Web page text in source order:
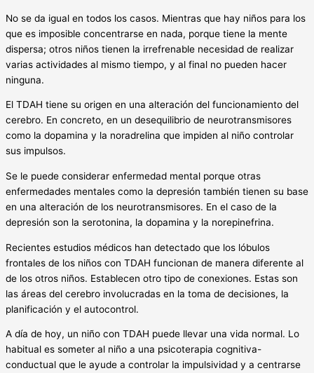
No se da igual en todos los casos. Mientras que hay niños para los
que es imposible concentrarse en nada, porque tiene la mente
dispersa; otros niños tienen la irrefrenable necesidad de realizar
varias actividades al mismo tiempo, y al final no pueden hacer
ninguna.
El TDAH tiene su origen en una alteración del funcionamiento del
cerebro. En concreto, en un desequilibrio de neurotransmisores
como la dopamina y la noradrelina que impiden al niño controlar
sus impulsos.
Se le puede considerar enfermedad mental porque otras
enfermedades mentales como la depresión también tienen su base
en una alteración de los neurotransmisores. En el caso de la
depresión son la serotonina, la dopamina y la norepinefrina.
Recientes estudios médicos han detectado que los lóbulos
frontales de los niños con TDAH funcionan de manera diferente al
de los otros niños. Establecen otro tipo de conexiones. Estas son
las áreas del cerebro involucradas en la toma de decisiones, la
planificación y el autocontrol.
A día de hoy, un niño con TDAH puede llevar una vida normal. Lo
habitual es someter al niño a una psicoterapia cognitiva-
conductual que le ayude a controlar la impulsividad y a centrarse